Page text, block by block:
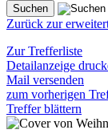
Zurück zur
Zur Trefferliste
Detailanzeige
Mail versenden
zum vorherigen
Treffer blättern